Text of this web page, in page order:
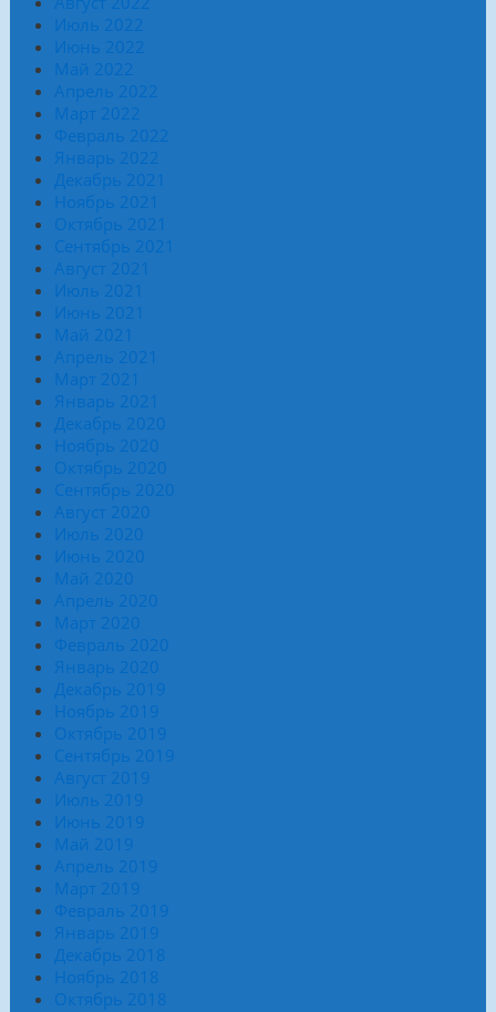
Июль 2022
Июнь 2022
Май 2022
Апрель 2022
Март 2022
Февраль 2022
Январь 2022
Декабрь 2021
Ноябрь 2021
Октябрь 2021
Сентябрь 2021
Август 2021
Июль 2021
Июнь 2021
Май 2021
Апрель 2021
Март 2021
Январь 2021
Декабрь 2020
Ноябрь 2020
Октябрь 2020
Сентябрь 2020
Август 2020
Июль 2020
Июнь 2020
Май 2020
Апрель 2020
Март 2020
Февраль 2020
Январь 2020
Декабрь 2019
Ноябрь 2019
Октябрь 2019
Сентябрь 2019
Август 2019
Июль 2019
Июнь 2019
Май 2019
Апрель 2019
Март 2019
Февраль 2019
Январь 2019
Декабрь 2018
Ноябрь 2018
Октябрь 2018